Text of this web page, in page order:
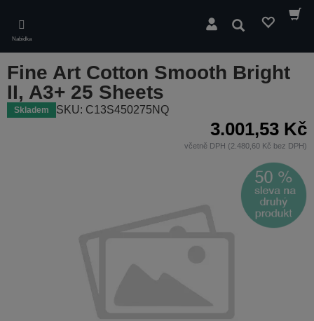
main
content
Nabídka
Hledat
Fine Art Cotton Smooth Bright
II, A3+ 25 Sheets
Skladem SKU: C13S450275NQ
3.001,53 Kč
včetně DPH (2.480,60 Kč bez DPH)